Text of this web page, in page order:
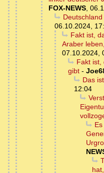
FOX-NEWS,
06.10.2024,
Fakt ist,
Araber
07.10.2024,
Fakt ist,
gibt -
Das
12:04